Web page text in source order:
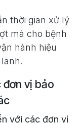
thời gian xử lý
mà cho bệnh
hành hiệu
đơn vị bảo
với các đơn vị